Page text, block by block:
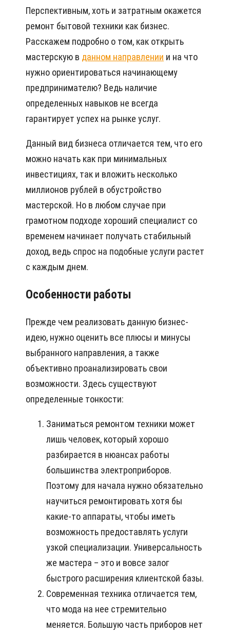
Перспективным, хоть и затратным окажется
ремонт бытовой техники как бизнес.
Расскажем подробно о том, как открыть
мастерскую в данном направлении и на что
нужно ориентироваться начинающему
предпринимателю? Ведь наличие
определенных навыков не всегда
гарантирует успех на рынке услуг.
Данный вид бизнеса отличается тем, что его
можно начать как при минимальных
инвестициях, так и вложить несколько
миллионов рублей в обустройство
мастерской. Но в любом случае при
грамотном подходе хороший специалист со
временем начинает получать стабильный
доход, ведь спрос на подобные услуги растет
с каждым днем.
Особенности работы
Прежде чем реализовать данную бизнес-
идею, нужно оценить все плюсы и минусы
выбранного направления, а также
объективно проанализировать свои
возможности. Здесь существуют
определенные тонкости:
Заниматься ремонтом техники может
лишь человек, который хорошо
разбирается в нюансах работы
большинства электроприборов.
Поэтому для начала нужно обязательно
научиться ремонтировать хотя бы
какие-то аппараты, чтобы иметь
возможность предоставлять услуги
узкой специализации. Универсальность
же мастера – это и вовсе залог
быстрого расширения клиентской базы.
Современная техника отличается тем,
что мода на нее стремительно
меняется. Большую часть приборов нет